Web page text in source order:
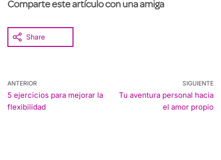
Comparte este artículo con una amiga
Share
ANTERIOR
5 ejercicios para mejorar la
flexibilidad
SIGUIENTE
Tu aventura personal hacia
el amor propio